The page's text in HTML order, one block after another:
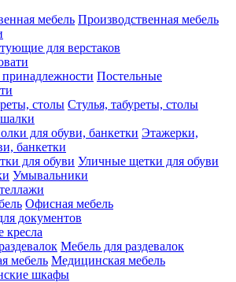
Производственная мебель
для верстаков
Постельные
Стулья, табуреты, столы
Этажерки,
банкетки
Уличные щетки для обуви
Умывальники
Офисная мебель
документов
Мебель для раздевалок
Медицинская мебель
шкафы